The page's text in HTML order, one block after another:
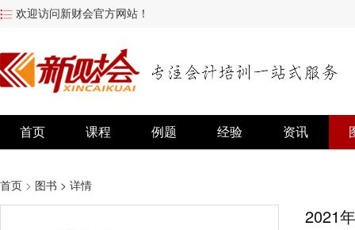
欢迎访问新财会官方网站！
首页 课程 例题 经验 资讯
首页 > 图书 > 详情
2021